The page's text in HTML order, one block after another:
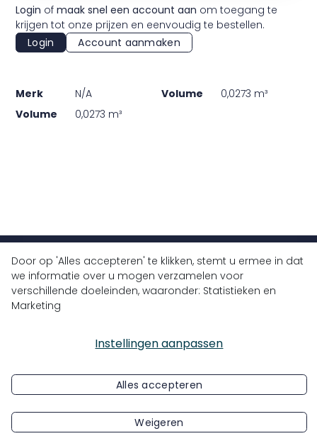
Login of maak snel een account aan om toegang te
krijgen tot onze prijzen en eenvoudig te bestellen.
Login
Account aanmaken
Merk N/A Volume
0,0273 m³
Volume
0,0273 m³
+32 (0)9 430 77 77
info@bluedrops.eu
© Copyright 2026 Bluedrops. Alle rechten voorbehouden.
Door op 'Alles accepteren' te klikken, stemt u ermee in dat
we informatie over u mogen verzamelen voor
verschillende doeleinden, waaronder: Statistieken en
Marketing
Instellingen aanpassen
Alles accepteren
Weigeren